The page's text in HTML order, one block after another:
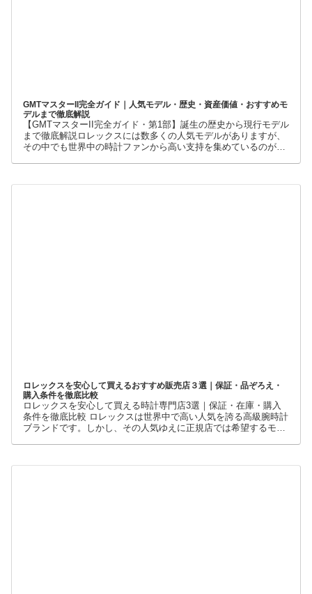
GMTマスターII完全ガイド｜人気モデル・歴史・資産価値・おすすめモ
デルまで徹底解説
【GMTマスターII完全ガイド・第1部】誕生の歴史から現行モデル
まで徹底解説ロレックスには数多くの人気モデルがありますが、
その中でも世界中の時計ファンから高い支持を集めているのが
ロレックスを安心して買えるおすすめ販売店３選｜保証・品ぞろえ・
購入条件を徹底比較
ロレックスを安心して買える時計専門店3選｜保証・在庫・購入
条件を徹底比較 ロレックスは世界中で高い人気を誇る高級腕時計
ブランドです。しかし、その人気ゆえに正規店では希望するモデ